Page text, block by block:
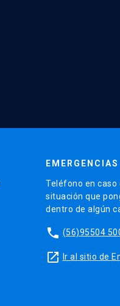
EMERGENCIAS
Teléfono en caso
situación que
dentro de algún
phone (56)95504
launch Ir al sitio de